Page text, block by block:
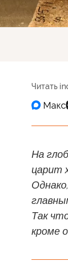
Читать
На
царит
Так
кроме